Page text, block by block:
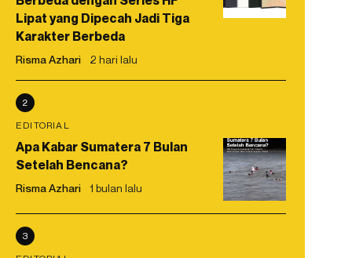
Lipat yang Dipecah Jadi Tiga
Karakter Berbeda
Risma Azhari 2 hari lalu
2
EDITORIAL
Apa Kabar Sumatera 7 Bulan
Setelah Bencana?
Risma Azhari 1 bulan lalu
3